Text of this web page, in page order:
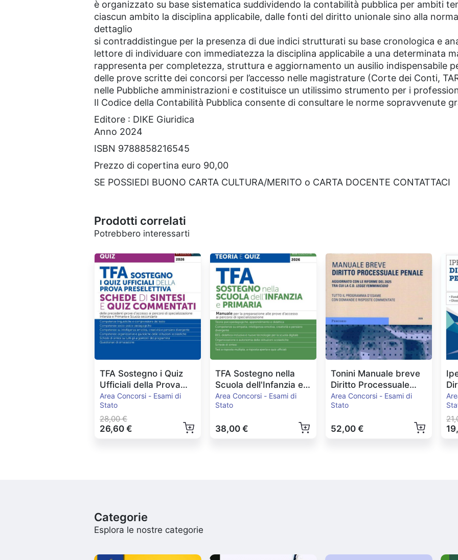
è organizzato su base sistematica suddividendo la contabilità pubblica per ambiti
ciascun ambito la disciplina applicabile, dalle fonti del diritto unionale sino alla
dettaglio
si contraddistingue per la presenza di due indici strutturati su base cronologica e
lettore di individuare con immediatezza la disciplina applicabile a una determinata
rappresenta per completezza, struttura e aggiornamento un ausilio indispensabile
delle prove scritte dei concorsi per l’accesso nelle magistrature (Corte dei Conti,
nelle Pubbliche amministrazioni e costituisce un utilissimo strumento per i
Il Codice della Contabilità Pubblica consente di consultare le norme sopravvenute
Editore : DIKE Giuridica
Anno 2024
ISBN 9788858216545
Prezzo di copertina euro 90,00
SE POSSIEDI BUONO CARTA CULTURA/MERITO o CARTA DOCENTE CONTATTACI
Prodotti correlati
Potrebbero interessarti
TFA Sostegno i Quiz
Ufficiali della Prova
Preselettiva
Area Concorsi - Esami di
Stato
28,00 €
26,60 €
TFA Sostegno nella
Scuola dell'Infanzia e
Primaria 2026
Area Concorsi - Esami di
Stato
38,00 €
Tonini Manuale breve
Diritto Processuale
Penale Ed.2026
Area Concorsi - Esami di
Stato
52,00 €
Categorie
Esplora le nostre categorie